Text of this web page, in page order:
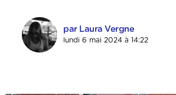
par Laura Vergne
lundi 6 mai 2024 à 14:22